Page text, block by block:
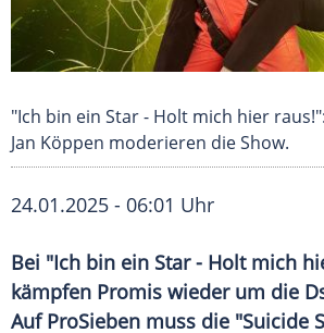
"Ich bin ein Star - Holt mich hier
Jan Köppen moderieren die Show.
24.01.2025 - 06:01 Uhr
Bei "Ich bin ein Star - Holt mich
kämpfen Promis wieder um die
Auf ProSieben muss die "Suicide